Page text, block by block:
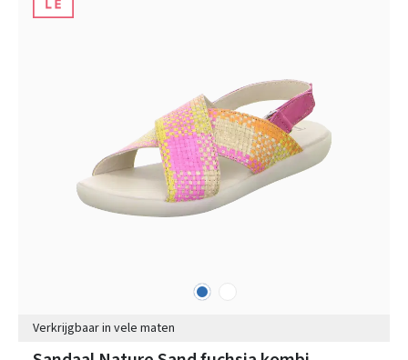
blauw
Verkrijgbaar in vele maten